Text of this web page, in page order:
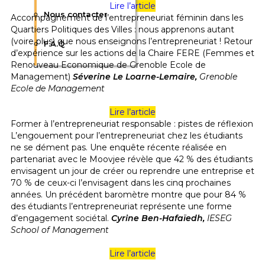
Nous contacter
F.A.Q
Lire l’article
Accompagnement de l’entrepreneuriat féminin dans les
Quartiers Politiques des Villes : nous apprenons autant
(voire plus) que nous enseignons l’entrepreneuriat ! Retour
d’expérience sur les actions de la Chaire FERE (Femmes et
Renouveau Economique de Grenoble Ecole de
Management) Séverine Le Loarne-Lemaire, Grenoble
Ecole de Management
Lire l’article
Former à l’entrepreneuriat responsable : pistes de réflexion
L’engouement pour l’entrepreneuriat chez les étudiants
ne se dément pas. Une enquête récente réalisée en
partenariat avec le Moovjee révèle que 42 % des étudiants
envisagent un jour de créer ou reprendre une entreprise et
70 % de ceux-ci l’envisagent dans les cinq prochaines
années. Un précédent baromètre montre que pour 84 %
des étudiants l’entrepreneuriat représente une forme
d’engagement sociétal. Cyrine Ben-Hafaïedh, IESEG
School of Management
Lire l’article